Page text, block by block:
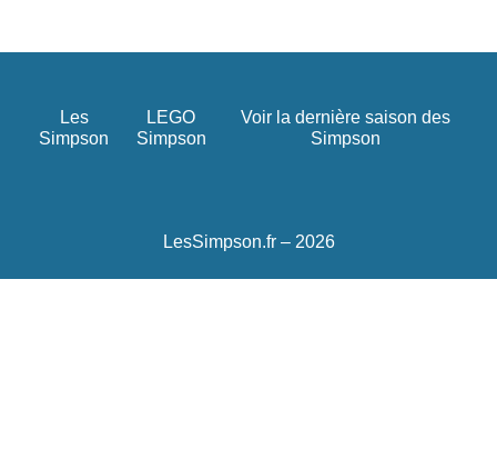
Les
Simpson
LEGO
Simpson
Voir la dernière saison des
Simpson
LesSimpson.fr – 2026